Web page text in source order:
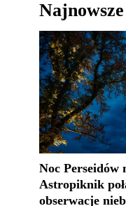
Najnowsze
Noc Perseidów
Astropiknik
obserwacje